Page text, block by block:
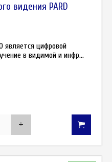
видения PARD
является цифровой
в видимой и инфр...